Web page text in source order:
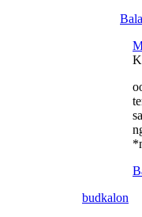
budkalon